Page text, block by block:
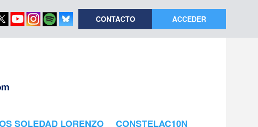
CONTACTO ACCEDER
SOLEDAD LORENZO
CONSTELAC10N